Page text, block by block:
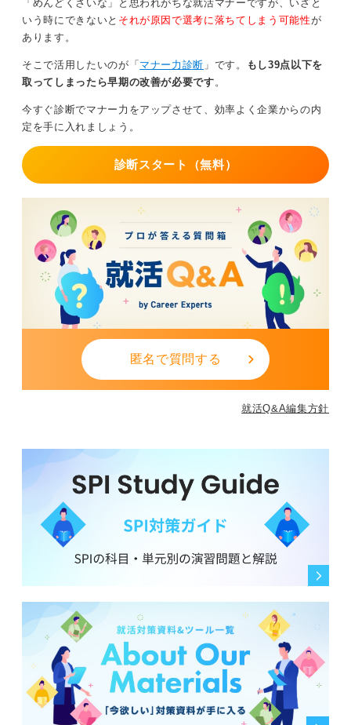
0
「めんどくさいな」と思われがちな就活マナーですが、いざと
いう時にできないと それが原因で選考に落ちてしまう可能性が
あります。
そこで活用したいのが「 マナー力診断 」です。
もし39点以下を
取ってしまったら早期の改善が必要です 。
今すぐ診断でマナー力をアップさせて、効率よく企業からの内
定を手に入れましょう。
診断スタート（無料）
匿名で質問する
就活Q&A編集方針